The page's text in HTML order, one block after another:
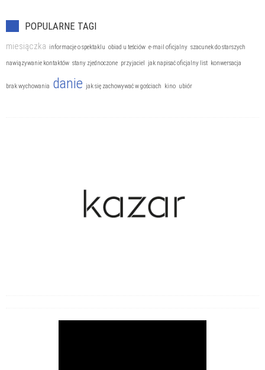
POPULARNE TAGI
miesiączka informacje o spektaklu obiad u teściów e-mail oficjalny szacunek do starszych
nawiązywanie kontaktów stany zjednoczone przyjaciel jak napisać oficjalny list konwersacja
brak wychowania danie jak się zachowywać w gościach kino ubiór